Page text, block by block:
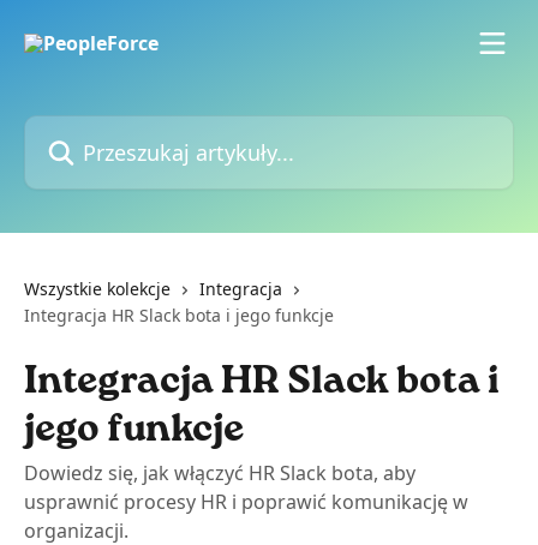
Przeszukaj artykuły...
Wszystkie kolekcje
Integracja
Integracja HR Slack bota i jego funkcje
Integracja HR Slack bota i
jego funkcje
Dowiedz się, jak włączyć HR Slack bota, aby
usprawnić procesy HR i poprawić komunikację w
organizacji.